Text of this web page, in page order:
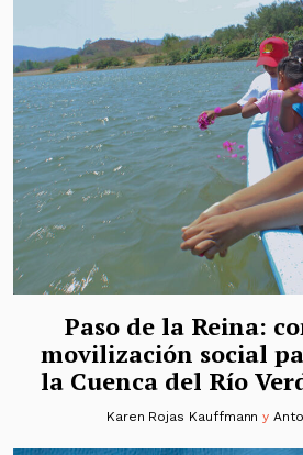
Paso de la Reina:
movilización social
la Cuenca del Río
Karen Rojas Kauffmann y